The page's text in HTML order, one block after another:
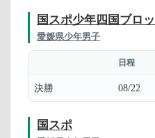
国スポ少年四国ブロ
愛媛県少年男子
日程
決勝 08/22
国スポ